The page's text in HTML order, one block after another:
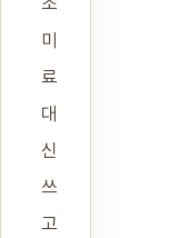
미
료
대
신
쓰
고